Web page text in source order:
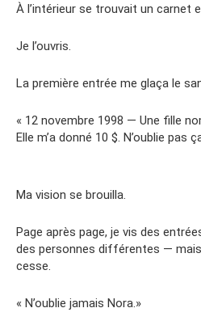
À l’intérieur se trouvait un carnet
Je l’ouvris.
La première entrée me glaça le
« 12 novembre 1998 — Une fille
Elle m’a donné 10 $. N’oublie pas
Ma vision se brouilla.
Page après page, je vis des
des personnes différentes —
cesse.
« N’oublie jamais Nora.»